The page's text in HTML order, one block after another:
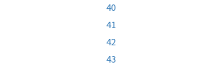
40
41
42
43